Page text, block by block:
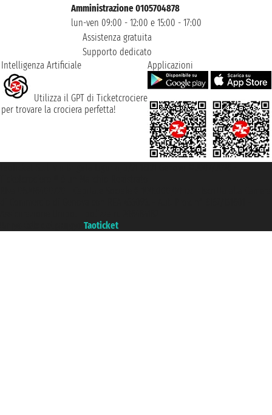
Amministrazione 0105704878
lun-ven 09:00 - 12:00 e 15:00 - 17:00
Assistenza gratuita
Supporto dedicato
Intelligenza Artificiale
Utilizza il GPT di Ticketcrociere
per trovare la crociera perfetta!
Applicazioni
Taoticket